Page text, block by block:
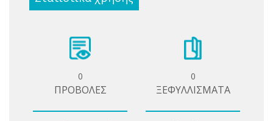
0
ΠΡΟΒΟΛΕΣ
0
ΞΕΦΥΛΛΙΣΜΑΤΑ